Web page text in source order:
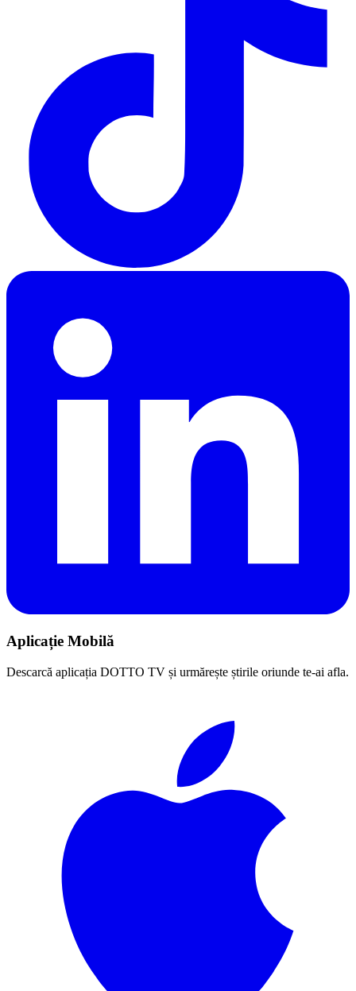
Aplicație Mobilă
Descarcă aplicația DOTTO TV și urmărește știrile oriunde te-ai afla.